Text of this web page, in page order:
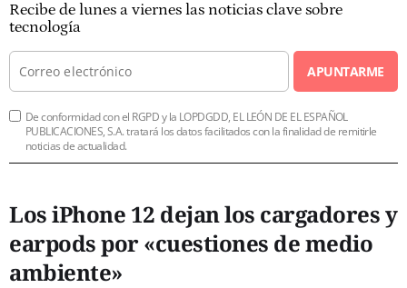
Recibe de lunes a viernes las noticias clave sobre
tecnología
APUNTARME
De conformidad con el RGPD y la LOPDGDD, EL LEÓN DE EL ESPAÑOL
PUBLICACIONES, S.A. tratará los datos facilitados con la finalidad de remitirle
noticias de actualidad.
Los iPhone 12 dejan los cargadores y
earpods por «cuestiones de medio
ambiente»